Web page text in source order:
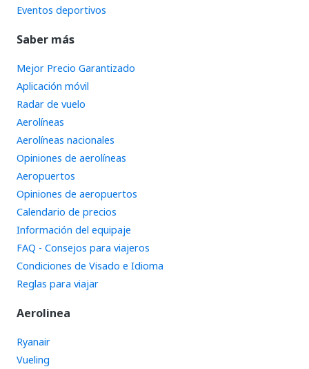
Eventos deportivos
Saber más
Mejor Precio Garantizado
Aplicación móvil
Radar de vuelo
Aerolíneas
Aerolíneas nacionales
Opiniones de aerolíneas
Aeropuertos
Opiniones de aeropuertos
Calendario de precios
Información del equipaje
FAQ - Consejos para viajeros
Condiciones de Visado e Idioma
Reglas para viajar
Aerolinea
Ryanair
Vueling